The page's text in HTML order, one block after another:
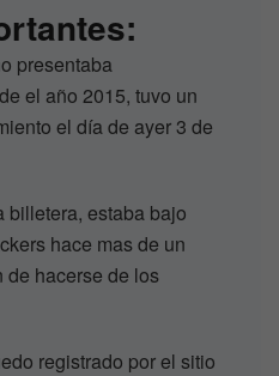
presentaba
el año 2015, tuvo un
el día de ayer 3 de
billetera, estaba bajo
hace mas de un
de hacerse de los
registrado por el sitio